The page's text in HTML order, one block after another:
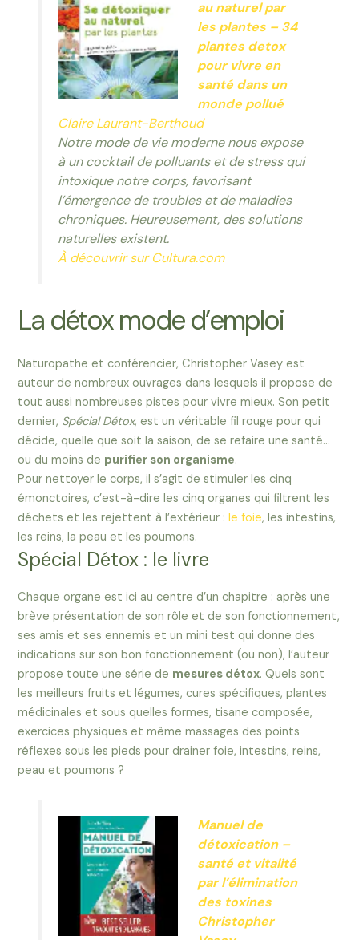
au naturel par
les plantes – 34
plantes detox
pour vivre en
santé dans un
monde pollué
Claire Laurant-Berthoud
Notre mode de vie moderne nous expose
à un cocktail de polluants et de stress qui
intoxique notre corps, favorisant
l’émergence de troubles et de maladies
chroniques. Heureusement, des solutions
naturelles existent.
À découvrir sur Cultura.com
La détox mode d’emploi
Naturopathe et conférencier, Christopher Vasey est
auteur de nombreux ouvrages dans lesquels il propose de
tout aussi nombreuses pistes pour vivre mieux. Son petit
dernier, Spécial Détox, est un véritable fil rouge pour qui
décide, quelle que soit la saison, de se refaire une santé…
ou du moins de purifier son organisme.
Pour nettoyer le corps, il s’agit de stimuler les cinq
émonctoires, c’est-à-dire les cinq organes qui filtrent les
déchets et les rejettent à l’extérieur :le foie, les intestins,
les reins, la peau et les poumons.
Spécial Détox : le livre
Chaque organe est ici au centre d’un chapitre : après une
brève présentation de son rôle et de son fonctionnement,
ses amis et ses ennemis et un mini test qui donne des
indications sur son bon fonctionnement (ou non), l’auteur
propose toute une série de mesures détox. Quels sont
les meilleurs fruits et légumes, cures spécifiques, plantes
médicinales et sous quelles formes, tisane composée,
exercices physiques et même massages des points
réflexes sous les pieds pour drainer foie, intestins, reins,
peau et poumons ?
Manuel de
détoxication –
santé et vitalité
par l’élimination
des toxines
Christopher